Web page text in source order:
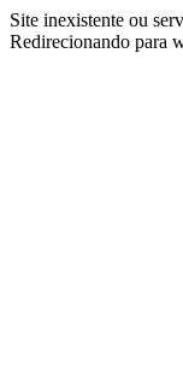
Site inexistente ou
Redirecionando para